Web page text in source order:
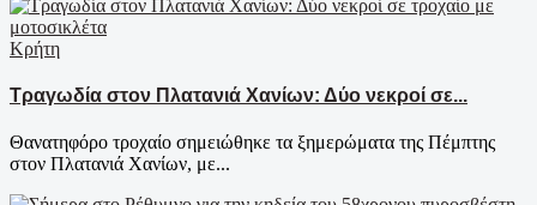
Κρήτη
Τραγωδία στον Πλατανιά Χανίων: Δύο νεκροί σε...
Θανατηφόρο τροχαίο σημειώθηκε τα ξημερώματα της Πέμπτης
στον Πλατανιά Χανίων, με...